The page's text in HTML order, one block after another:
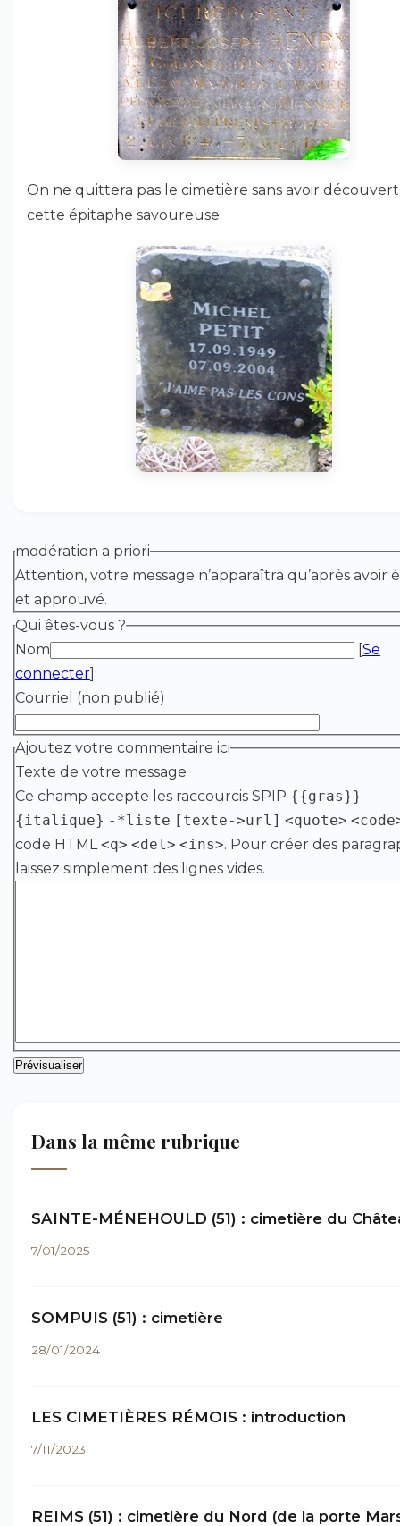
On ne quittera pas le cimetière sans avoir découvert
cette épitaphe savoureuse.
modération a priori
Attention, votre message n’apparaîtra qu’après avoir
et approuvé.
Qui êtes-vous ?
Nom
[Se
connecter]
Courriel (non publié)
Ajoutez votre commentaire ici
Texte de votre message
Ce champ accepte les raccourcis SPIP {{gras}}
{italique} -*liste [texte->url] <quote>
code HTML<q> <del> <ins>. Pour créer des
laissez simplement des lignes vides.
Dans la même rubrique
SAINTE-MÉNEHOULD (51) : cimetière du
7/01/2025
SOMPUIS (51) : cimetière
28/01/2024
LES CIMETIÈRES RÉMOIS : introduction
7/11/2023
REIMS (51) : cimetière du Nord (de la porte